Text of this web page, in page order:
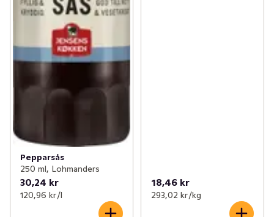
Pepparsås
250 ml, Lohmanders
30,24 kr
120,96 kr /l
18,46 kr
293,02 kr /kg